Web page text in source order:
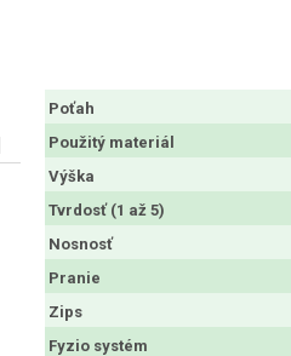
Poťah
Použitý materiál
Výška
Tvrdosť (1 až 5)
Nosnosť
Pranie
Zips
Fyzio systém